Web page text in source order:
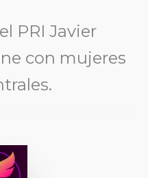
PRI Javier
con mujeres